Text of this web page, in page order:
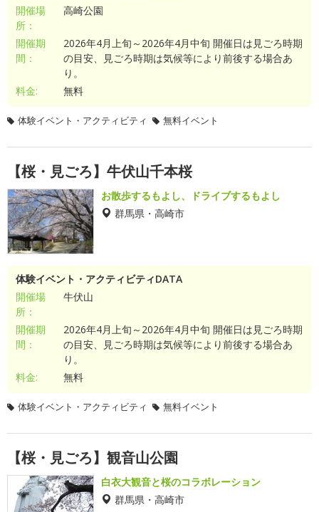
開催場
所：
高崎公園
開催期
間：
2026年4月上旬～2026年4月中旬 開催日は見ごろ時期
の目安、見ごろ時期は気候等により前後する場合あ
り。
料金:
無料
体験イベント・アクティビティ 無料イベント
【桜・見ごろ】牛伏山千本桜
お散歩するもよし、ドライブするもよし
群馬県・高崎市
体験イベント・アクティビティDATA
開催場
所：
牛伏山
開催期
間：
2026年4月上旬～2026年4月中旬 開催日は見ごろ時期
の目安、見ごろ時期は気候等により前後する場合あ
り。
料金:
無料
体験イベント・アクティビティ 無料イベント
【桜・見ごろ】観音山公園
白衣大観音と桜のコラボレーション
群馬県・高崎市